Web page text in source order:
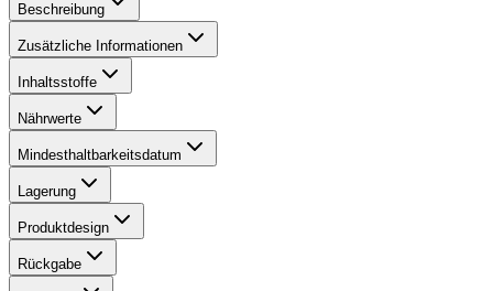
Beschreibung
Zusätzliche Informationen
Inhaltsstoffe
Nährwerte
Mindesthaltbarkeitsdatum
Lagerung
Produktdesign
Rückgabe